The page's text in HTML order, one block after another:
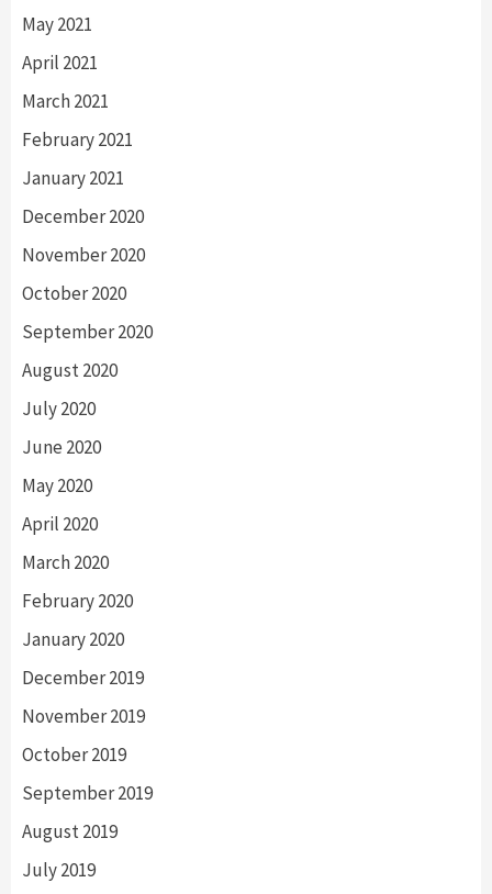
May 2021
April 2021
March 2021
February 2021
January 2021
December 2020
November 2020
October 2020
September 2020
August 2020
July 2020
June 2020
May 2020
April 2020
March 2020
February 2020
January 2020
December 2019
November 2019
October 2019
September 2019
August 2019
July 2019